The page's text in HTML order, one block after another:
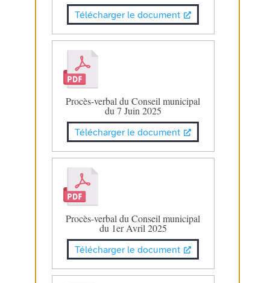
Télécharger le document
Procès-verbal du Conseil municipal
du 7 Juin 2025
Télécharger le document
Procès-verbal du Conseil municipal
du 1er Avril 2025
Télécharger le document